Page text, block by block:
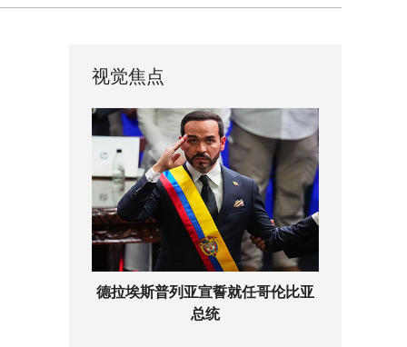
视觉焦点
德拉埃斯普列亚宣誓就任哥伦比亚
总统